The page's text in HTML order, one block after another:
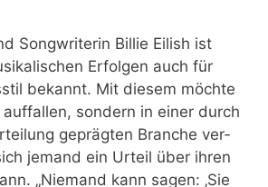
Song­wri­te­rin Bil­lie Eilish ist
Erfol­gen auch für
bekannt. Mit die­sem möch­te
son­dern in einer durch
gepräg­ten Bran­che ver­
jemand ein Urteil über ihren
„Nie­mand kann sagen: ‚Sie